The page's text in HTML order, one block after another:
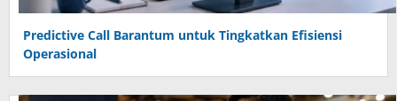
Predictive Call Barantum untuk Tingkatkan Efisiensi
Operasional